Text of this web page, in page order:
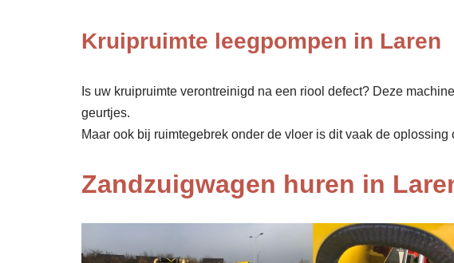
Kruipruimte leegpompen in Laren
Is uw kruipruimte verontreinigd na een riool defect? Deze
geurtjes.
Maar ook bij ruimtegebrek onder de vloer is dit vaak de
Zandzuigwagen huren in